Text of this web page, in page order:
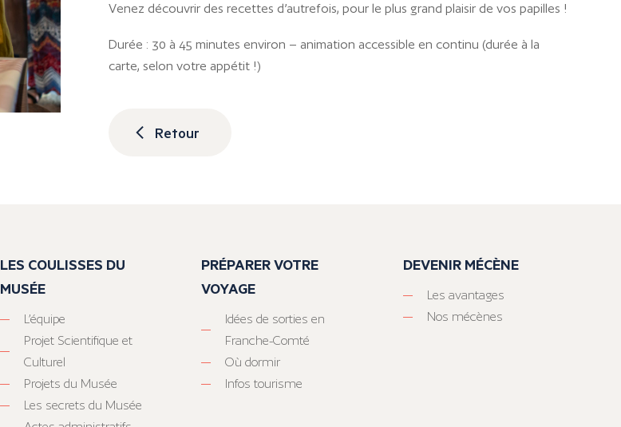
Venez découvrir des recettes d’autrefois, pour le plus grand plaisir de vos papilles !
Durée : 30 à 45 minutes environ – animation accessible en continu (durée à la
carte, selon votre appétit !)
Retour
LES COULISSES DU
MUSÉE
L’équipe
Projet Scientifique et
Culturel
Projets du Musée
Les secrets du Musée
PRÉPARER VOTRE
VOYAGE
Idées de sorties en
Franche-Comté
Où dormir
Infos tourisme
DEVENIR MÉCÈNE
Les avantages
Nos mécènes